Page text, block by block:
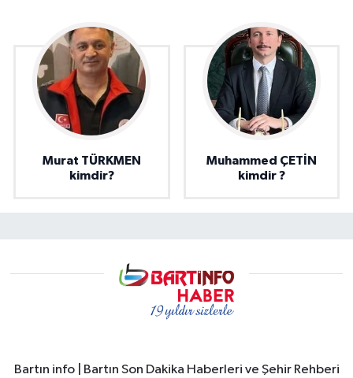
Murat TÜRKMEN
kimdir?
Muhammed ÇETİN
kimdir ?
Bartın info | Bartın Son Dakika Haberleri ve Şehir Rehberi